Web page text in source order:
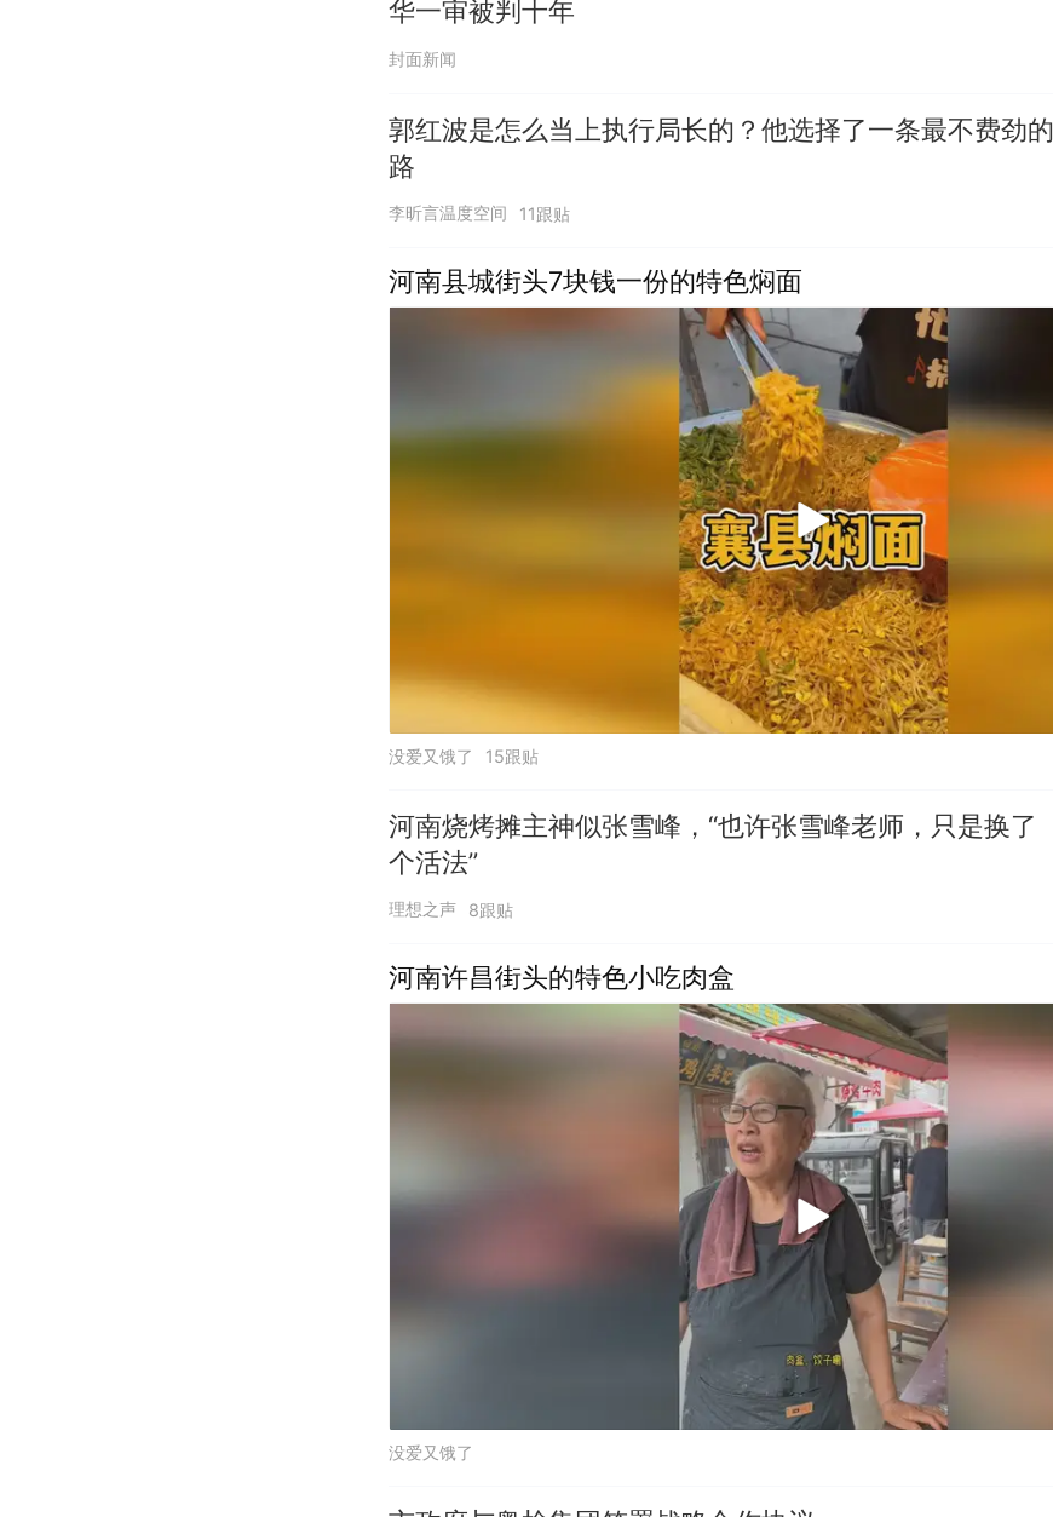
华一审被判十年
封面新闻
郭红波是怎么当上执行局长的？他选择了一条最不费劲的
路
李昕言温度空间 11跟贴
河南县城街头7块钱一份的特色焖面
没爱又饿了 15跟贴
河南烧烤摊主神似张雪峰，“也许张雪峰老师，只是换了
个活法”
理想之声 8跟贴
河南许昌街头的特色小吃肉盒
没爱又饿了